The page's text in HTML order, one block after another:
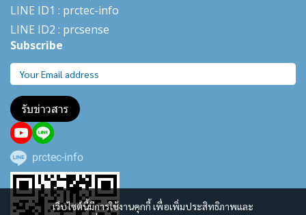
เว็บไซต์นี้มีการใช้งานคุกกี้ เพื่อเพิ่มประสิทธิภาพและ
LINE ID1 : prctec-info
LINE ID2 : prcsense
Subscribe
รับข่าวสาร
prctec-info